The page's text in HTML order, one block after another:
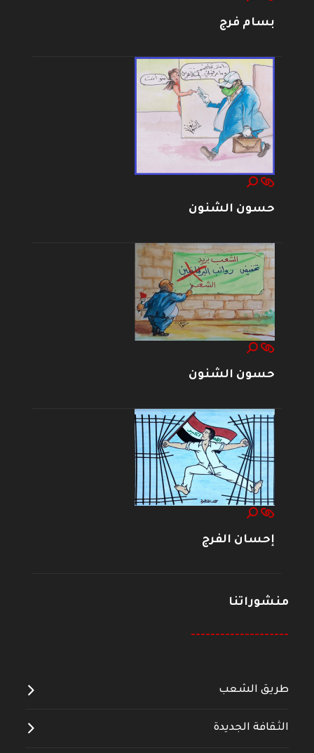
بسام فرج
حسون الشنون
حسون الشنون
إحسان الفرج
منشوراتنا
--------------------
طريق الشعب
الثقافة الجديدة